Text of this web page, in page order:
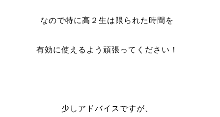
なので特に高２生は限られた時間を
有効に使えるよう頑張ってください！
少しアドバイスですが、